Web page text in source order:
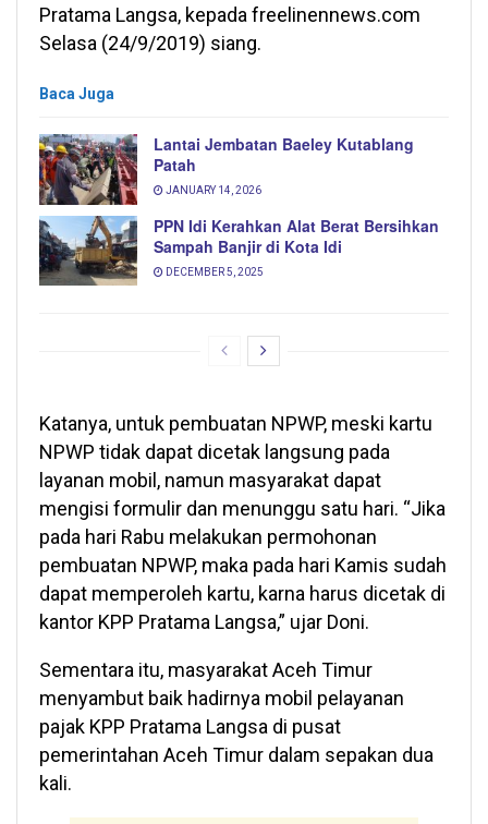
Pratama Langsa, kepada freelinennews.com
Selasa (24/9/2019) siang.
Baca Juga
Lantai Jembatan Baeley Kutablang
Patah
JANUARY 14, 2026
PPN Idi Kerahkan Alat Berat Bersihkan
Sampah Banjir di Kota Idi
DECEMBER 5, 2025
Katanya, untuk pembuatan NPWP, meski kartu
NPWP tidak dapat dicetak langsung pada
layanan mobil, namun masyarakat dapat
mengisi formulir dan menunggu satu hari. “Jika
pada hari Rabu melakukan permohonan
pembuatan NPWP, maka pada hari Kamis sudah
dapat memperoleh kartu, karna harus dicetak di
kantor KPP Pratama Langsa,” ujar Doni.
Sementara itu, masyarakat Aceh Timur
menyambut baik hadirnya mobil pelayanan
pajak KPP Pratama Langsa di pusat
pemerintahan Aceh Timur dalam sepakan dua
kali.